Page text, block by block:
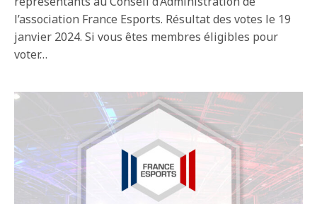
l’association France Esports. Résultat des votes le 19
janvier 2024. Si vous êtes membres éligibles pour
voter…